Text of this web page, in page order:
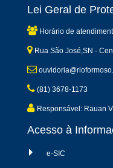
Lei Geral de
Horário de
Rua São José,SN -
(81) 3678-1173
Responsável: Rauan
Acesso à
e-SIC